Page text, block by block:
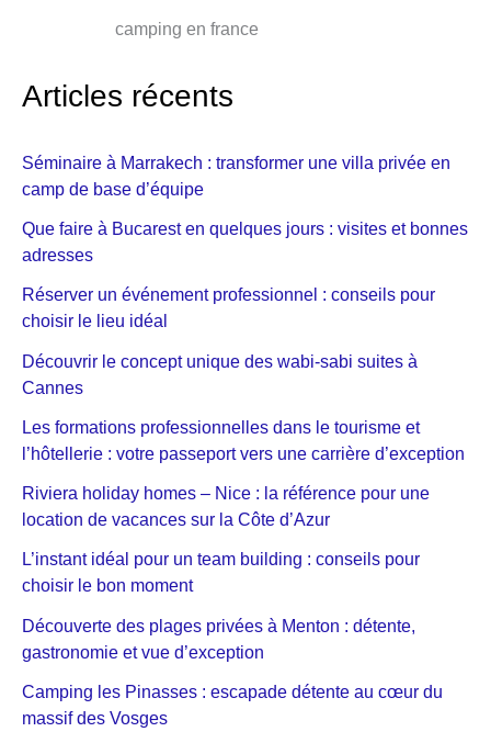
camping en france
Articles récents
Séminaire à Marrakech : transformer une villa privée en
camp de base d’équipe
Que faire à Bucarest en quelques jours : visites et bonnes
adresses
Réserver un événement professionnel : conseils pour
choisir le lieu idéal
Découvrir le concept unique des wabi-sabi suites à
Cannes
Les formations professionnelles dans le tourisme et
l’hôtellerie : votre passeport vers une carrière d’exception
Riviera holiday homes – Nice : la référence pour une
location de vacances sur la Côte d’Azur
L’instant idéal pour un team building : conseils pour
choisir le bon moment
Découverte des plages privées à Menton : détente,
gastronomie et vue d’exception
Camping les Pinasses : escapade détente au cœur du
massif des Vosges